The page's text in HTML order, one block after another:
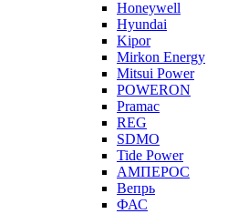
Honeywell
Hyundai
Kipor
Mirkon Energy
Mitsui Power
POWERON
Pramac
REG
SDMO
Tide Power
АМПЕРОС
Вепрь
ФАС